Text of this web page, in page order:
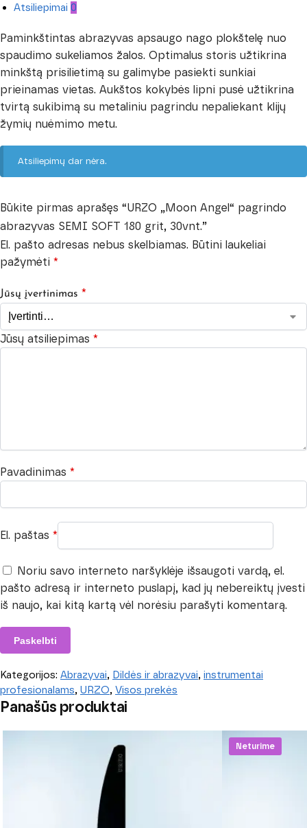
Atsiliepimai 0
Paminkštintas abrazyvas apsaugo nago plokštelę nuo
spaudimo sukeliamos žalos. Optimalus storis užtikrina
minkštą prisilietimą su galimybe pasiekti sunkiai
prieinamas vietas. Aukštos kokybės lipni pusė užtikrina
tvirtą sukibimą su metaliniu pagrindu nepaliekant klijų
žymių nuėmimo metu.
Atsiliepimų dar nėra.
Būkite pirmas aprašęs “URZO „Moon Angel“ pagrindo
abrazyvas SEMI SOFT 180 grit, 30vnt.”
El. pašto adresas nebus skelbiamas. Būtini laukeliai
pažymėti *
Jūsų įvertinimas *
Jūsų atsiliepimas *
Pavadinimas *
El. paštas *
Noriu savo interneto naršyklėje išsaugoti vardą, el.
pašto adresą ir interneto puslapį, kad jų nebereiktų įvesti
iš naujo, kai kitą kartą vėl norėsiu parašyti komentarą.
Kategorijos: Abrazyvai, Dildės ir abrazyvai, instrumentai
profesionalams, URZO, Visos prekės
Panašūs produktai
Neturime